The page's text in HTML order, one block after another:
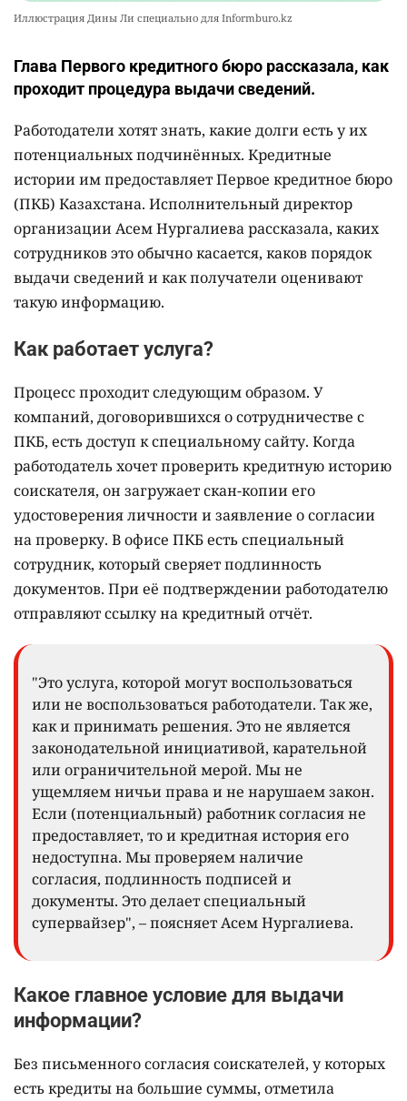
Иллюстрация Дины Ли специально для Informburo.kz
Глава Первого кредитного бюро рассказала, как
проходит процедура выдачи сведений.
Работодатели хотят знать, какие долги есть у их
потенциальных подчинённых. Кредитные
истории им предоставляет Первое кредитное бюро
(ПКБ) Казахстана. Исполнительный директор
организации Асем Нургалиева рассказала, каких
сотрудников это обычно касается, каков порядок
выдачи сведений и как получатели оценивают
такую информацию.
Как работает услуга?
Процесс проходит следующим образом. У
компаний, договорившихся о сотрудничестве с
ПКБ, есть доступ к специальному сайту. Когда
работодатель хочет проверить кредитную историю
соискателя, он загружает скан-копии его
удостоверения личности и заявление о согласии
на проверку. В офисе ПКБ есть специальный
сотрудник, который сверяет подлинность
документов. При её подтверждении работодателю
отправляют ссылку на кредитный отчёт.
"Это услуга, которой могут воспользоваться
или не воспользоваться работодатели. Так же,
как и принимать решения. Это не является
законодательной инициативой, карательной
или ограничительной мерой. Мы не
ущемляем ничьи права и не нарушаем закон.
Если (потенциальный) работник согласия не
предоставляет, то и кредитная история его
недоступна. Мы проверяем наличие
согласия, подлинность подписей и
документы. Это делает специальный
супервайзер", – поясняет Асем Нургалиева.
Какое главное условие для выдачи
информации?
Без письменного согласия соискателей, у которых
есть кредиты на большие суммы, отметила